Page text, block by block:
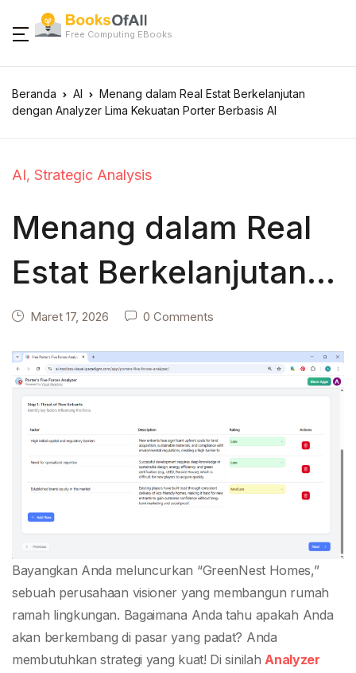
Free Computing EBooks
Beranda AI
Menang dalam Real Estat Berkelanjutan
dengan Analyzer Lima Kekuatan Porter Berbasis AI
AI, Strategic Analysis
Menang dalam Real
Estat Berkelanjutan
dengan Analyzer
Lima Kekuatan Porter
Berbasis AI
Maret 17, 2026 0 Comments
Bayangkan Anda meluncurkan “GreenNest Homes,”
sebuah perusahaan visioner yang membangun rumah
ramah lingkungan. Bagaimana Anda tahu apakah Anda
akan berkembang di pasar yang padat? Anda
membutuhkan strategi yang kuat! Di sinilahAnalyzer